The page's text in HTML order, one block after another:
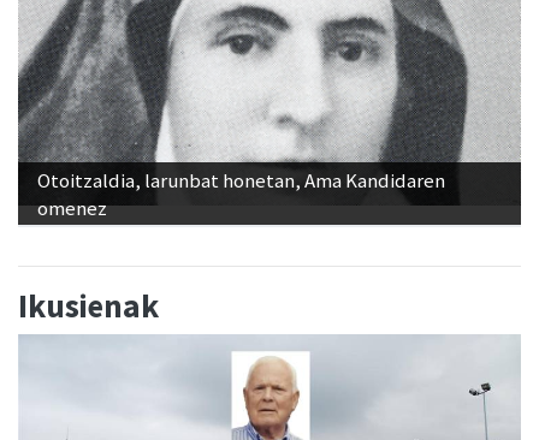
Otoitzaldia, larunbat honetan, Ama Kandidaren
omenez
Ikusienak